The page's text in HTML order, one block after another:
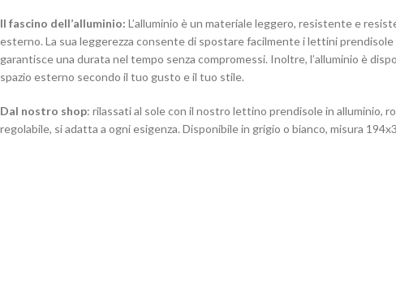
Il fascino dell’alluminio: L’alluminio è un materiale leggero, resistente e
esterno. La sua leggerezza consente di spostare facilmente i lettini
garantisce una durata nel tempo senza compromessi. Inoltre, l’alluminio è
spazio esterno secondo il tuo gusto e il tuo stile.
Dal nostro shop: rilassati al sole con il nostro lettino prendisole in alluminio,
regolabile, si adatta a ogni esigenza. Disponibile in grigio o bianco, misura